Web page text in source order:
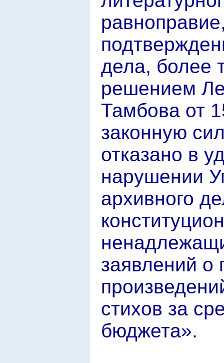
дела, более
решением
Тамбова от
законную
отказано в
нарушении
архивного
заявлений о
стихов за
бюджета».